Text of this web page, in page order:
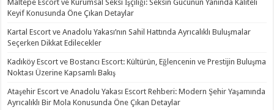
Maltepe Escort ve Kurumsal Seksi İşçiliği: Seksin Gücünün Yanında Kaliteli
Keyif Konusunda Öne Çıkan Detaylar
Kartal Escort ve Anadolu Yakası’nın Sahil Hattında Ayrıcalıklı Buluşmalar
Seçerken Dikkat Edilecekler
Kadıköy Escort ve Bostancı Escort: Kültürün, Eğlencenin ve Prestijin Buluşma
Noktası Üzerine Kapsamlı Bakış
Ataşehir Escort ve Anadolu Yakası Escort Rehberi: Modern Şehir Yaşamında
Ayrıcalıklı Bir Mola Konusunda Öne Çıkan Detaylar